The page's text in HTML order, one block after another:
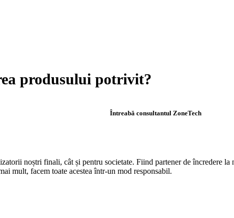
produsului potrivit?
Întreabă consultantul ZoneTech
noștri finali, cât și pentru societate. Fiind partener de încredere
mult, facem toate acestea într-un mod responsabil.